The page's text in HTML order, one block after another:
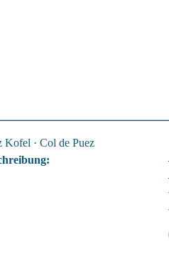
Kofel · Col de Puez